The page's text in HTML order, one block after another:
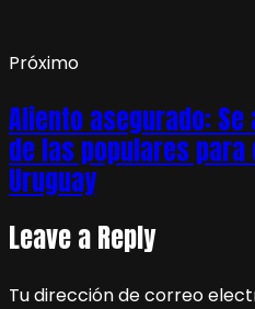
Próximo
Aliento asegurado:
de las populares
Uruguay
Leave a Reply
Tu dirección de correo